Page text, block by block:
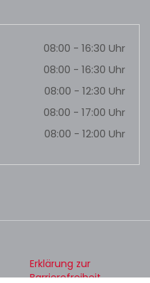
08:00 - 16:30 Uhr
08:00 - 16:30 Uhr
08:00 - 12:30 Uhr
08:00 - 17:00 Uhr
08:00 - 12:00 Uhr
Erklärung zur
Barrierefreiheit